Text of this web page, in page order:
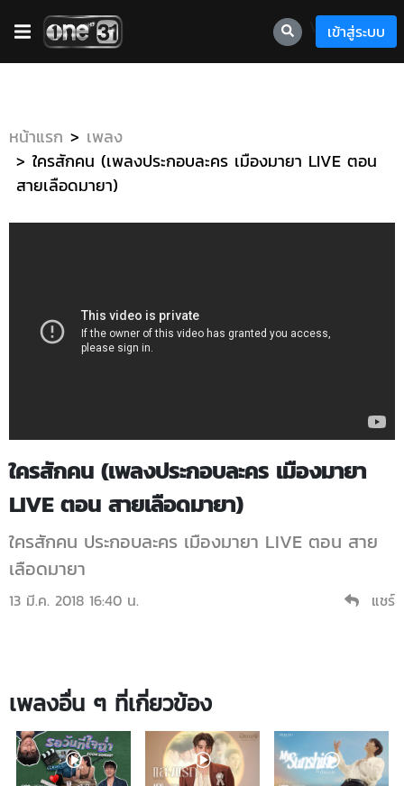
เข้าสู่ระบบ
หน้าแรก
เพลง
ใครสักคน (เพลงประกอบละคร เมืองมายา LIVE ตอน
สายเลือดมายา)
ใครสักคน (เพลงประกอบละคร เมืองมายา
LIVE ตอน สายเลือดมายา)
ใครสักคน ประกอบละคร เมืองมายา LIVE ตอน สาย
เลือดมายา
13 มี.ค. 2018 16:40 น. แชร์
เพลงอื่น ๆ ที่เกี่ยวข้อง